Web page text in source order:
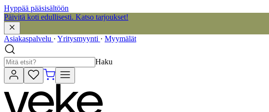
Hyppää pääsisältöön
Päivitä koti edullisesti. Katso tarjoukset!
Asiakaspalvelu · Yritysmyynti · Myymälät
Haku